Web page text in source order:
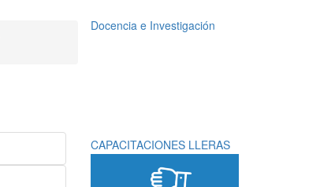
Docencia e Investigación
CAPACITACIONES LLERAS